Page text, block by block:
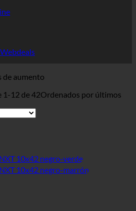
de aumento
1-12 de 42Ordenados por últimos